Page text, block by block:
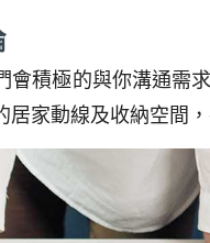
會積極的與你溝通需
居家動線及收納空間